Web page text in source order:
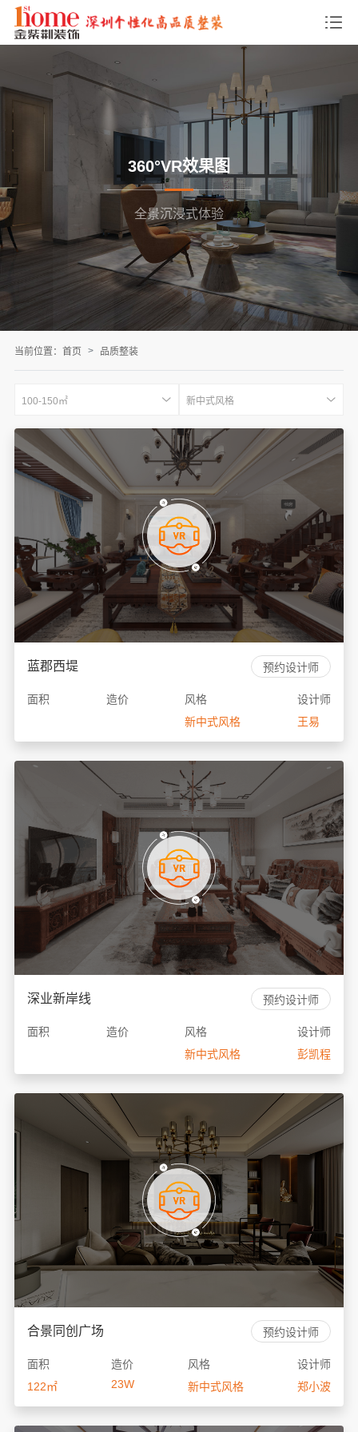
360°VR效果图
全景沉浸式体验
当前位置： 首页 品质整装
100-150㎡ 新中式风格
蓝郡西堤 预约设计师
面积 造价
风格
新中式风格
设计师
王易
深业新岸线 预约设计师
面积 造价
风格
新中式风格
设计师
彭凯程
合景同创广场 预约设计师
面积
122㎡
造价
23W
风格
新中式风格
设计师
郑小波